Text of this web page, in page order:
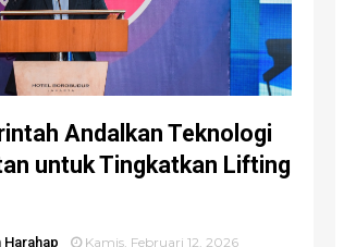
Andalkan Teknologi
untuk Tingkatkan Lifting
Harahap Kamis, Februari 12, 2026